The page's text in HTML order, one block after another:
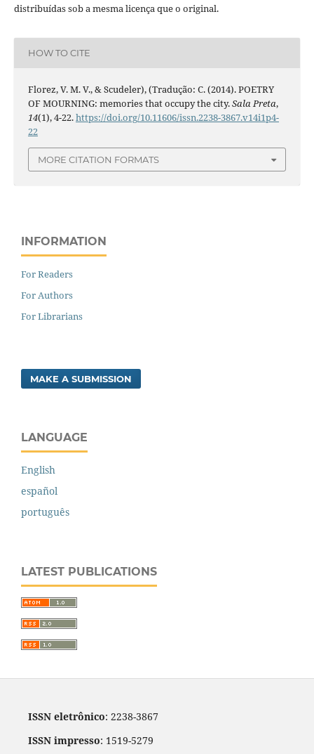
distribuídas sob a mesma licença que o original.
HOW TO CITE
Florez, V. M. V., & Scudeler), (Tradução: C. (2014). POETRY
OF MOURNING: memories that occupy the city.Sala Preta,
14(1), 4-22.https://doi.org/10.11606/issn.2238-3867.v14i1p4-
22
MORE CITATION FORMATS
INFORMATION
For Readers
For Authors
For Librarians
MAKE A SUBMISSION
LANGUAGE
English
español
português
LATEST PUBLICATIONS
ISSN eletrônico: 2238-3867
ISSN impresso: 1519-5279